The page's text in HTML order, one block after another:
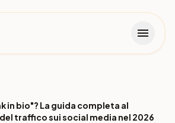
menu
in bio"? La guida completa al
traffico sui social media nel 2026